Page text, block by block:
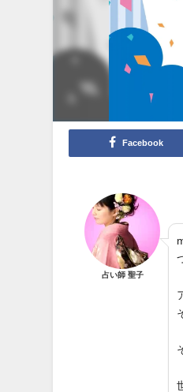
Facebook
占い師 聖子